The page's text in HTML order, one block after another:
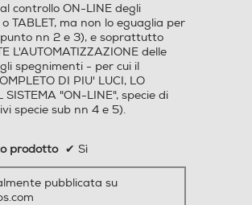
controllo ON-LINE degli
o TABLET, ma non lo eguaglia per
nn 2 e 3), e soprattutto
L'AUTOMATIZZAZIONE delle
spegnimenti - per cui il
DI PIU' LUCI, LO
SISTEMA "ON-LINE", specie di
specie sub nn 4 e 5).
prodotto ✔ Sì
pubblicata su